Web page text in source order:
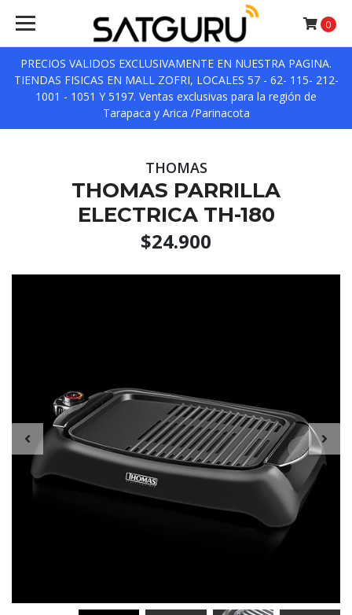
PRECIOS VALIDOS EXCLUSIVAMENTE EN NUESTRA PAGINA.
TIENDAS FISICAS EN MALL ZOFRI, LOCALES 57 - 62- 115- 212-
1001 - 1051 Y 5197. Ventas exclusivas para la región de
Tarapaca y Arica /Parinacota
0
THOMAS
THOMAS PARRILLA
ELECTRICA TH-180
$24.900